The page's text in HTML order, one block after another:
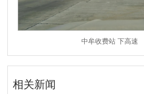
中牟收费站 下高速
相关新闻